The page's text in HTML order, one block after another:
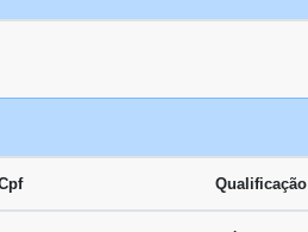
Qualificação